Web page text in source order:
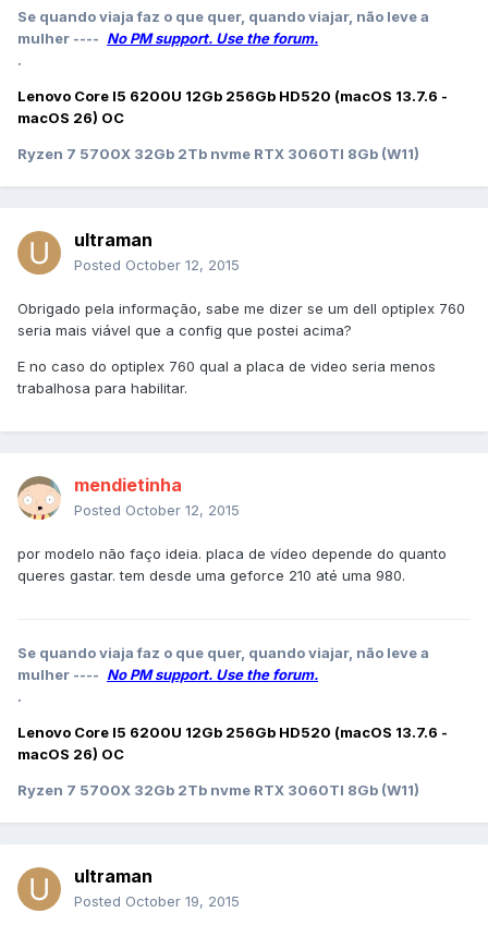
Se quando viaja faz o que quer, quando viajar, não leve a
mulher ---- No PM support. Use the forum.
.
Lenovo Core I5 6200U 12Gb 256Gb HD520 (macOS 13.7.6 -
macOS 26) OC
Ryzen 7 5700X 32Gb 2Tb nvme RTX 3060TI 8Gb (W11)
ultraman
Posted October 12, 2015
Obrigado pela informação, sabe me dizer se um dell optiplex 760
seria mais viável que a config que postei acima?
E no caso do optiplex 760 qual a placa de video seria menos
trabalhosa para habilitar.
mendietinha
Posted October 12, 2015
por modelo não faço ideia. placa de vídeo depende do quanto
queres gastar. tem desde uma geforce 210 até uma 980.
Se quando viaja faz o que quer, quando viajar, não leve a
mulher ---- No PM support. Use the forum.
.
Lenovo Core I5 6200U 12Gb 256Gb HD520 (macOS 13.7.6 -
macOS 26) OC
Ryzen 7 5700X 32Gb 2Tb nvme RTX 3060TI 8Gb (W11)
ultraman
Posted October 19, 2015